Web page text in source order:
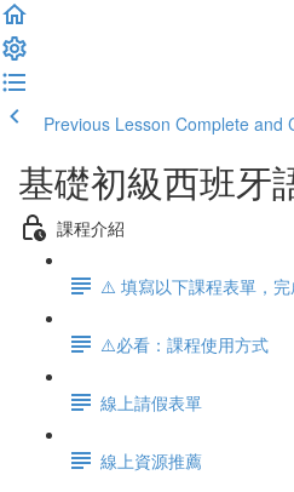
Previous Lesson Complete and
基礎初級西班牙
課程介紹
⚠️ 填寫以下課程表單，
⚠️必看：課程使用方式
線上請假表單
線上資源推薦